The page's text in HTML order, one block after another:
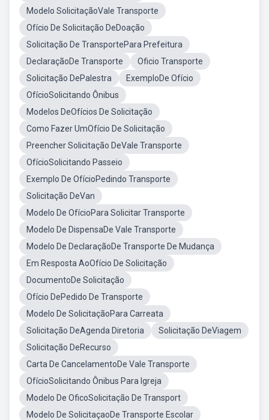
Modelo SolicitaçãoVale Transporte
Ofício De Solicitação DeDoação
Solicitação De TransportePara Prefeitura
DeclaraçãoDe Transporte
Oficio Transporte
Solicitação DePalestra
ExemploDe Ofício
OfícioSolicitando Ônibus
Modelos DeOfícios De Solicitação
Como Fazer UmOfício De Solicitação
Preencher Solicitação DeVale Transporte
OfícioSolicitando Passeio
Exemplo De OfícioPedindo Transporte
Solicitação DeVan
Modelo De OfícioPara Solicitar Transporte
Modelo De DispensaDe Vale Transporte
Modelo De DeclaraçãoDe Transporte De Mudança
Em Resposta AoOfício De Solicitação
DocumentoDe Solicitação
Ofício DePedido De Transporte
Modelo De SolicitaçãoPara Carreata
Solicitação DeAgenda Diretoria
Solicitação DeViagem
Solicitação DeRecurso
Carta De CancelamentoDe Vale Transporte
OfícioSolicitando Ônibus Para Igreja
Modelo De OficoSolicitação De Transport
Modelo De SolicitaçaoDe Transporte Escolar